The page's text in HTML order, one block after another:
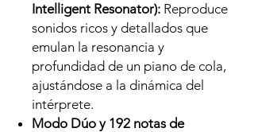
Intelligent Resonator): Reproduce
sonidos ricos y detallados que
emulan la resonancia y
profundidad de un piano de cola,
ajustándose a la dinámica del
intérprete.
Modo Dúo y 192 notas de